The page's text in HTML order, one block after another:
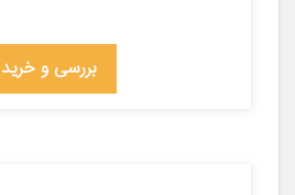
بررسی و خرید